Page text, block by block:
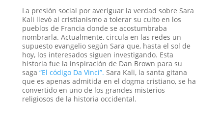
La presión social por averiguar la verdad sobre Sara
Kali llevó al cristianismo a tolerar su culto en los
pueblos de Francia donde se acostumbraba
nombrarla. Actualmente, circula en las redes un
supuesto evangelio según Sara que, hasta el sol de
hoy, los interesados siguen investigando. Esta
historia fue la inspiración de Dan Brown para su
saga “El código Da Vinci”. Sara Kali, la santa gitana
que es apenas admitida en el dogma cristiano, se ha
convertido en uno de los grandes misterios
religiosos de la historia occidental.